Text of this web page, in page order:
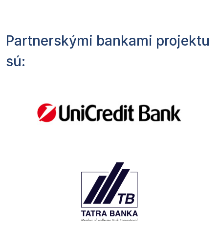
Partnerskými bankami projektu
sú: